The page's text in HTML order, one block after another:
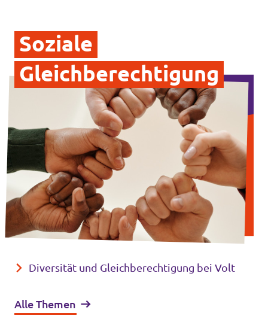
Soziale
Gleichberechtigung
Diversität und Gleichberechtigung bei Volt
Alle Themen